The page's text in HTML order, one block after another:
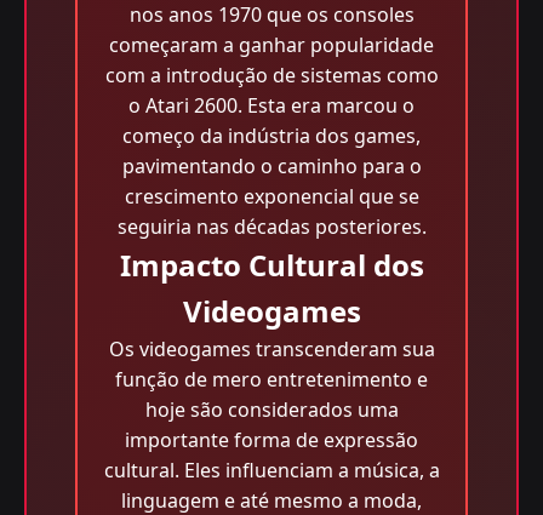
nos anos 1970 que os consoles
começaram a ganhar popularidade
com a introdução de sistemas como
o Atari 2600. Esta era marcou o
começo da indústria dos games,
pavimentando o caminho para o
crescimento exponencial que se
seguiria nas décadas posteriores.
Impacto Cultural dos
Videogames
Os videogames transcenderam sua
função de mero entretenimento e
hoje são considerados uma
importante forma de expressão
cultural. Eles influenciam a música, a
linguagem e até mesmo a moda,